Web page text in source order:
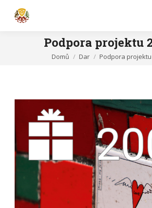
Podpora projektu
You are here:
Domů Dar Podpora projektu